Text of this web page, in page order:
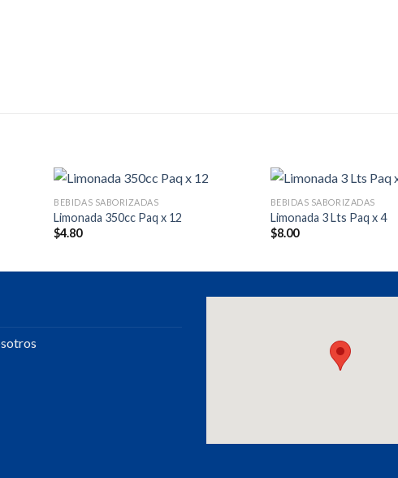
BEBIDAS SABORIZADAS
Limonada 350cc Paq x 12
$4.80
BEBIDAS SABORIZADAS
Limonada 3 Lts Paq x 4
$8.00